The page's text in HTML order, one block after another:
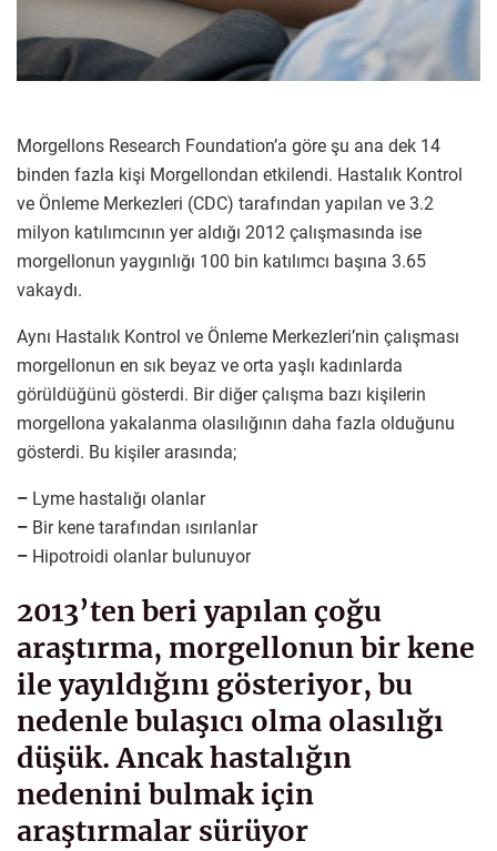
Morgellons Research Foundation’a göre şu ana dek 14
binden fazla kişi Morgellondan etkilendi. Hastalık Kontrol
ve Önleme Merkezleri (CDC) tarafından yapılan ve 3.2
milyon katılımcının yer aldığı 2012 çalışmasında ise
morgellonun yaygınlığı 100 bin katılımcı başına 3.65
vakaydı.
Aynı Hastalık Kontrol ve Önleme Merkezleri’nin çalışması
morgellonun en sık beyaz ve orta yaşlı kadınlarda
görüldüğünü gösterdi. Bir diğer çalışma bazı kişilerin
morgellona yakalanma olasılığının daha fazla olduğunu
gösterdi. Bu kişiler arasında;
– Lyme hastalığı olanlar
– Bir kene tarafından ısırılanlar
– Hipotroidi olanlar bulunuyor
2013’ten beri yapılan çoğu
araştırma, morgellonun bir kene
ile yayıldığını gösteriyor, bu
nedenle bulaşıcı olma olasılığı
düşük. Ancak hastalığın
nedenini bulmak için
araştırmalar sürüyor